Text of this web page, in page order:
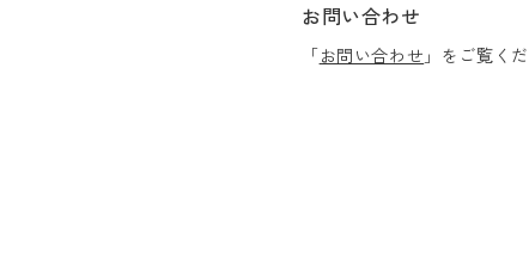
お問い合わせ
「お問い合わせ 」をご覧くだ